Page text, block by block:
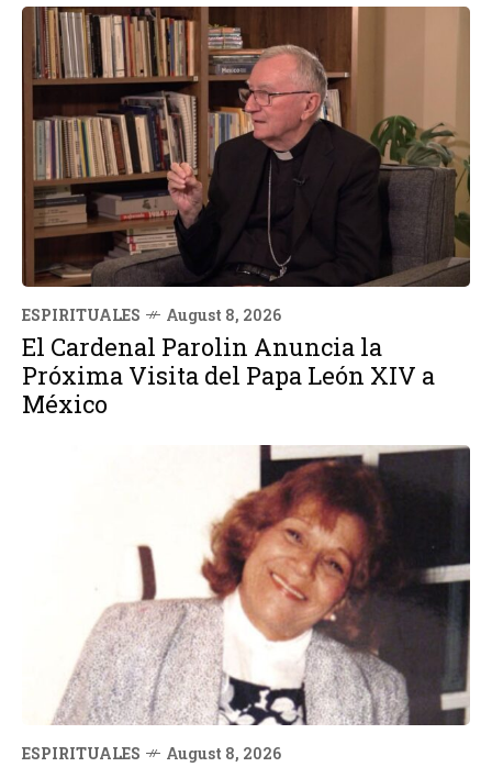
ESPIRITUALES August 8, 2026
El Cardenal Parolin Anuncia la
Próxima Visita del Papa León XIV a
México
ESPIRITUALES August 8, 2026